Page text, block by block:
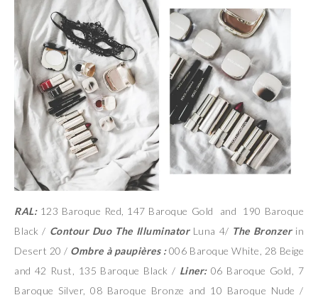
RAL:123 Baroque Red, 147 Baroque Gold and 190 Baroque
Black / Contour Duo The Illuminator Luna 4/ The Bronzerin
Desert 20 / Ombre à paupières :006 Baroque White, 28 Beige
and 42 Rust, 135 Baroque Black / Liner:06 Baroque Gold, 7
Baroque Silver, 08 Baroque Bronze and 10 Baroque Nude /